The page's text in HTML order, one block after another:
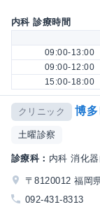
内科 診療時間
09:00-13:00
09:00-12:00
15:00-18:00
クリニック 博多
土曜診察
診療科： 内科 消化
〒8120012 福岡
092-431-8313